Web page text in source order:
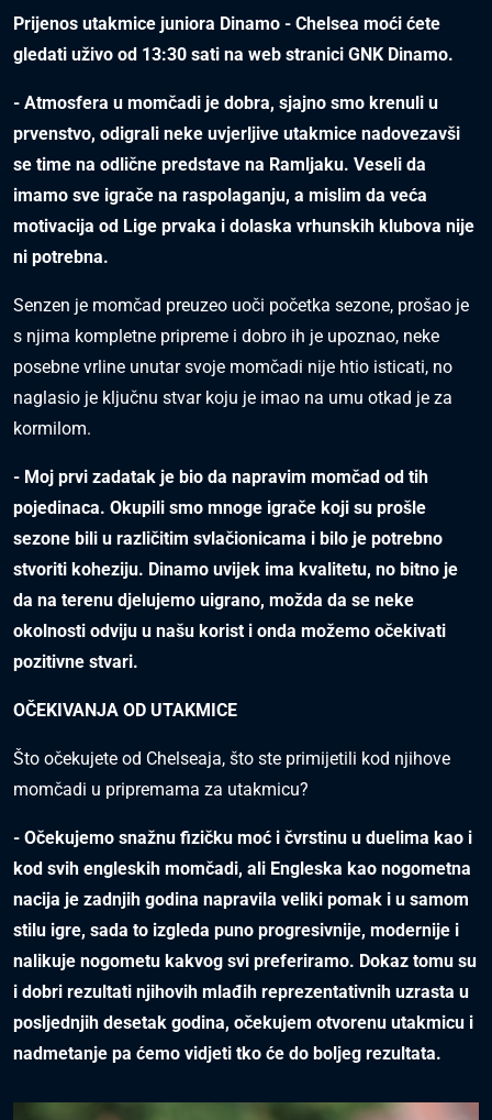
Prijenos utakmice juniora Dinamo - Chelsea moći ćete
gledati uživo od 13:30 sati na web stranici GNK Dinamo.
- Atmosfera u momčadi je dobra, sjajno smo krenuli u
prvenstvo, odigrali neke uvjerljive utakmice nadovezavši
se time na odlične predstave na Ramljaku. Veseli da
imamo sve igrače na raspolaganju, a mislim da veća
motivacija od Lige prvaka i dolaska vrhunskih klubova nije
ni potrebna.
Senzen je momčad preuzeo uoči početka sezone, prošao je
s njima kompletne pripreme i dobro ih je upoznao, neke
posebne vrline unutar svoje momčadi nije htio isticati, no
naglasio je ključnu stvar koju je imao na umu otkad je za
kormilom.
- Moj prvi zadatak je bio da napravim momčad od tih
pojedinaca. Okupili smo mnoge igrače koji su prošle
sezone bili u različitim svlačionicama i bilo je potrebno
stvoriti koheziju. Dinamo uvijek ima kvalitetu, no bitno je
da na terenu djelujemo uigrano, možda da se neke
okolnosti odviju u našu korist i onda možemo očekivati
pozitivne stvari.
OČEKIVANJA OD UTAKMICE
Što očekujete od Chelseaja, što ste primijetili kod njihove
momčadi u pripremama za utakmicu?
- Očekujemo snažnu fizičku moć i čvrstinu u duelima kao i
kod svih engleskih momčadi, ali Engleska kao nogometna
nacija je zadnjih godina napravila veliki pomak i u samom
stilu igre, sada to izgleda puno progresivnije, modernije i
nalikuje nogometu kakvog svi preferiramo. Dokaz tomu su
i dobri rezultati njihovih mlađih reprezentativnih uzrasta u
posljednjih desetak godina, očekujem otvorenu utakmicu i
nadmetanje pa ćemo vidjeti tko će do boljeg rezultata.